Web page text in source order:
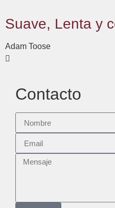
Suave, Lenta y
Adam Toose
Contacto